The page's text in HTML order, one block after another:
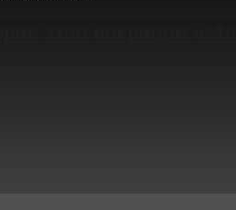
этап операции